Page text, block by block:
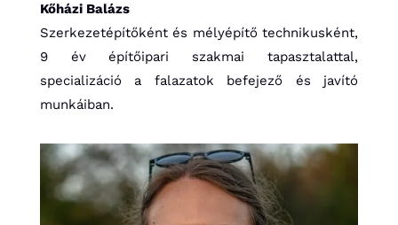
Kőházi Balázs
Szerkezetépítőként és mélyépítő technikusként,
9 év építőipari szakmai tapasztalattal,
specializáció a falazatok befejező és javító
munkáiban.